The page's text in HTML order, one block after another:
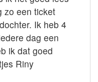
zo een ticket
Ik heb 4
dag een
ik dat goed
Riny